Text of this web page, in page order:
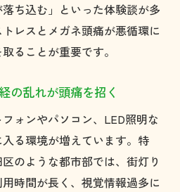
ち込む」といった体験談が多
レスとメガネ頭痛が悪循環に
ることが重要です。
の乱れが頭痛を招く
ォンやパソコン、LED照明な
る環境が増えています。特
のような都市部では、街灯り
時間が長く、視覚情報過多に